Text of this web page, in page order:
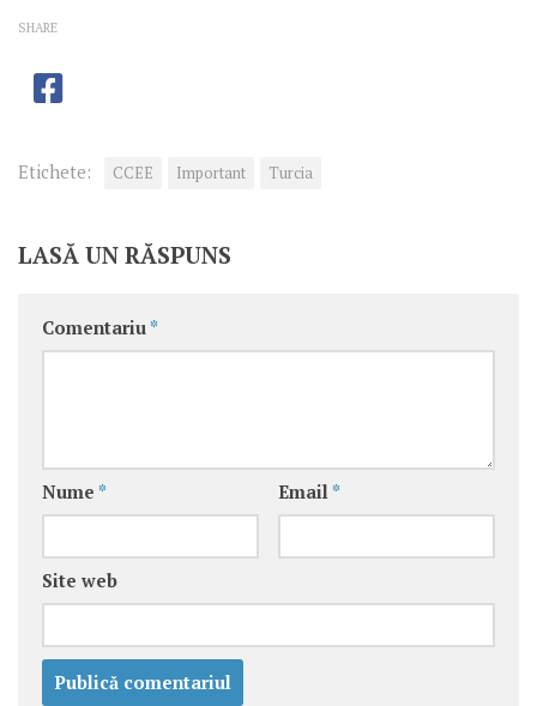
SHARE
Etichete: CCEE Important Turcia
LASĂ UN RĂSPUNS
Comentariu *
Nume * Email *
Site web